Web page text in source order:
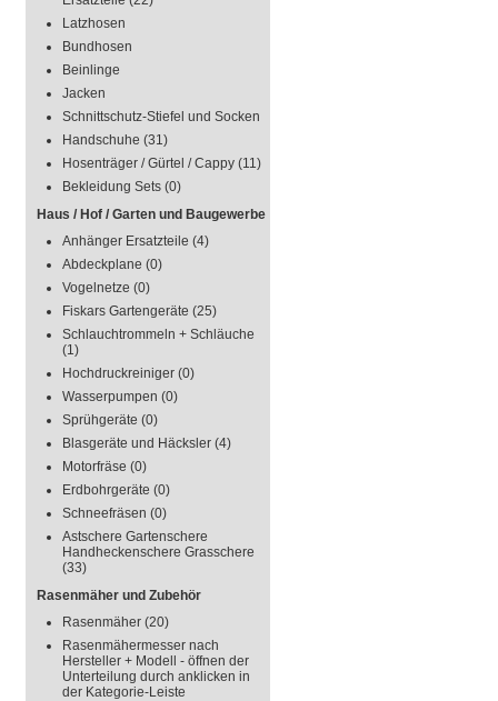
Latzhosen
Bundhosen
Beinlinge
Jacken
Schnittschutz-Stiefel und Socken
Handschuhe (31)
Hosenträger / Gürtel / Cappy (11)
Bekleidung Sets (0)
Haus / Hof / Garten und Baugewerbe
Anhänger Ersatzteile (4)
Abdeckplane (0)
Vogelnetze (0)
Fiskars Gartengeräte (25)
Schlauchtrommeln + Schläuche
(1)
Hochdruckreiniger (0)
Wasserpumpen (0)
Sprühgeräte (0)
Blasgeräte und Häcksler (4)
Motorfräse (0)
Erdbohrgeräte (0)
Schneefräsen (0)
Astschere Gartenschere
Handheckenschere Grasschere
(33)
Rasenmäher und Zubehör
Rasenmäher (20)
Rasenmähermesser nach
Hersteller + Modell - öffnen der
Unterteilung durch anklicken in
der Kategorie-Leiste